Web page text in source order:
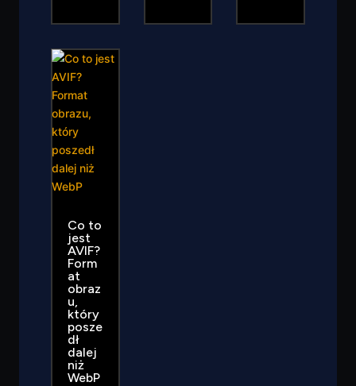
Co to
jest
AVIF?
Form
at
obraz
u,
który
posze
dł
dalej
niż
WebP